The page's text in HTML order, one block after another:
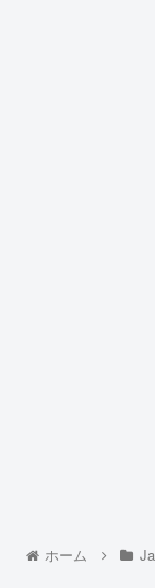
ホーム